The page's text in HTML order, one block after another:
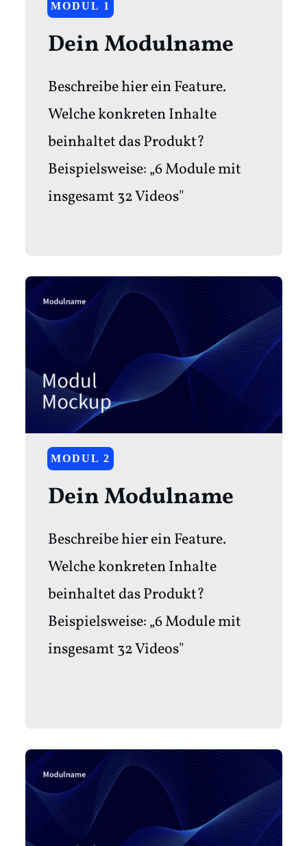
MODUL 1
Dein Modulname
Beschreibe hier ein Feature.
Welche konkreten Inhalte
beinhaltet das Produkt?
Beispielsweise: „6 Module mit
insgesamt 32 Videos"
MODUL 2
Dein Modulname
Beschreibe hier ein Feature.
Welche konkreten Inhalte
beinhaltet das Produkt?
Beispielsweise: „6 Module mit
insgesamt 32 Videos"